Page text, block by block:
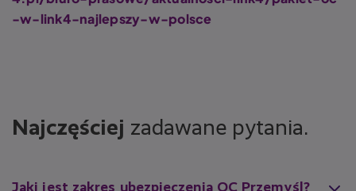
-w-link4-najlepszy-w-polsce
Najczęściej zadawane pytania.
Jaki jest zakres ubezpieczenia OC Przemyśl?